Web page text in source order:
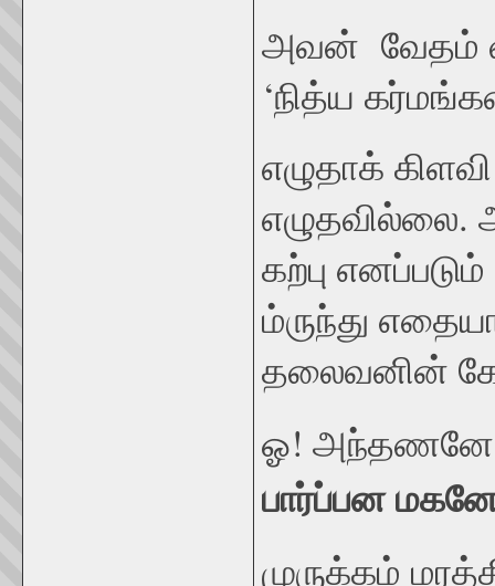
அவன் வேதம்
‘நித்ய
எழுதாக்
எழுதவில்லை.
கற்பு
ம்ருந்து
தலைவனின்
ஓ!
பார்ப்பன
முருக்கம்